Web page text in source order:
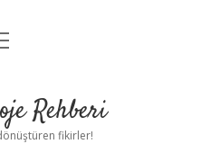
Rehberi
fikirler!